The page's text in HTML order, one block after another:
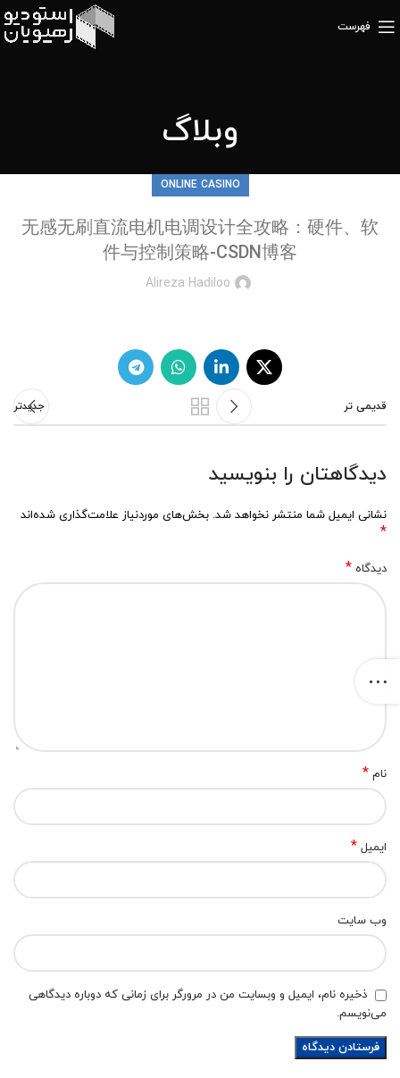
فهرست
وبلاگ
ONLINE CASINO
无感无刷直流电机电调设计全攻略：硬件、软
件与控制策略-CSDN博客
Alireza Hadiloo
جدیدتر قدیمی تر
دیدگاهتان را بنویسید
نشانی ایمیل شما منتشر نخواهد شد. بخش‌های موردنیاز علامت‌گذاری شده‌اند
*
دیدگاه *
نام *
ایمیل *
وب‌ سایت
ذخیره نام، ایمیل و وبسایت من در مرورگر برای زمانی که دوباره دیدگاهی
می‌نویسم.